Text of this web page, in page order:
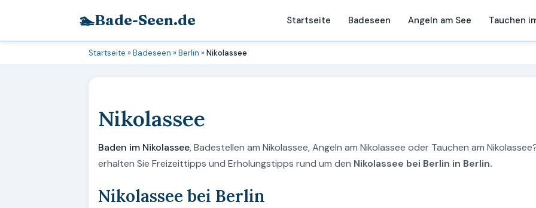
🏊Bade-Seen.de Startseite Badeseen Angeln am See Tauchen
Startseite »Badeseen »Berlin »Nikolassee
Nikolassee
Baden im Nikolassee, Badestellen am Nikolassee, Angeln am Nikolassee oder Tauchen am
erhalten Sie Freizeittipps und Erholungstipps rund um den Nikolassee bei Berlin in Berlin.
Nikolassee bei Berlin